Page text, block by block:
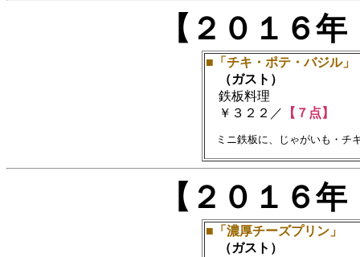
【２０１６
■「チキ・ポテ・バジル」
（ガスト）
鉄板料理
￥３２２／
【７点】
【２０１６
■「濃厚チーズプリン」
（ガスト）